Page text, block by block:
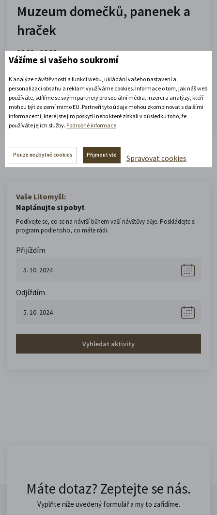
Muzeum domečků, panenek a
hraček
10.00 - 16.00
(platné od 1. 7. 2026 do 31. 8. 2026)
Zobrazit celou otevírací dobu
Zjistěte více
Zobrazit celý městský kalendář
Vaše Litomyšl:
Naplánujte si pobyt
Podívejte se, co se na návrší během vaší návštěvy děje. Poskládejte si
program podle toho, co máte rádi.
Přijíždím
Odjíždím
Vyhledat aktivity
Máte dotaz? Zeptejte se nás.
Vyplňte níže uvedený formulář a my to zařídíme.
Vážíme si vašeho soukromí
K analýze návštěvnosti a funkcí webu, ukládání vašeho nastavení a
personalizaci obsahu a reklam využíváme cookies. Informace o tom, jak náš web
používáte, sdílíme se svými partnery pro sociální média, inzerci a analýzy, kteří
mohou být ze zemí mimo EU. Partneři tyto údaje mohou zkombinovat s dalšími
informacemi, které jste jim poskytli nebo které získali v důsledku toho, že
používáte jejich služby. Podrobné informace
Pouze nezbytné cookies Přijmout vše Spravovat cookies